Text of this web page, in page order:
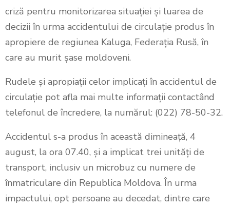
criză pentru monitorizarea situației și luarea de
decizii în urma accidentului de circulație produs în
apropiere de regiunea Kaluga, Federația Rusă, în
care au murit șase moldoveni.
Rudele și apropiații celor implicați în accidentul de
circulație pot afla mai multe informații contactând
telefonul de încredere, la numărul: (022) 78-50-32.
Accidentul s-a produs în această dimineață, 4
august, la ora 07.40, și a implicat trei unități de
transport, inclusiv un microbuz cu numere de
înmatriculare din Republica Moldova. În urma
impactului, opt persoane au decedat, dintre care